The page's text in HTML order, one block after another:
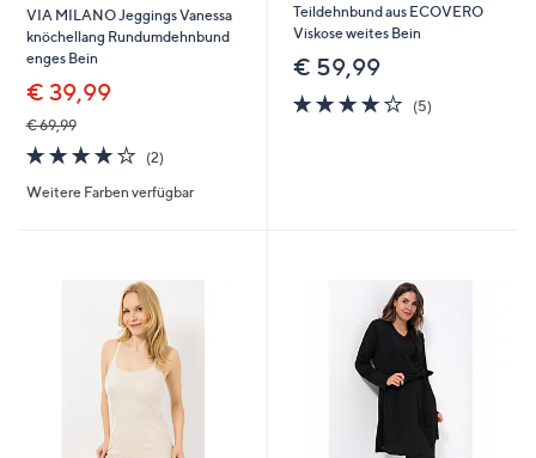
VIA MILANO Jeggings Vanessa
knöchellang Rundumdehnbund
enges Bein
€ 39,99
€ 69,99
4.0
von
5
(2)
Weitere Farben verfügbar
Teildehnbund aus ECOVERO
Viskose weites Bein
€ 59,99
4.0
von
(5)